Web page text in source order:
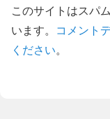
このサイトはスパ
います。
コメント
ください。